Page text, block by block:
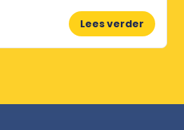
Lees verder